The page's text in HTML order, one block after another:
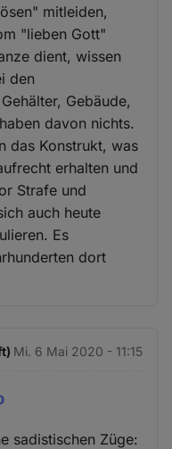
mitleiden,
"lieben Gott"
dient, wissen
den
Gebäude,
davon nichts.
das Konstrukt, was
erhalten und
Strafe und
auch heute
Es
dort
Mi. 6 Mai 2020 - 11:15
sadistischen Züge: